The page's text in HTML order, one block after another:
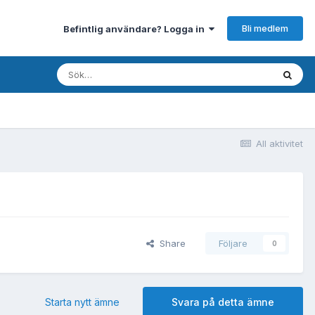
Befintlig användare? Logga in Bli medlem
All aktivitet
Share Följare 0
Svara på detta ämne
Starta nytt ämne